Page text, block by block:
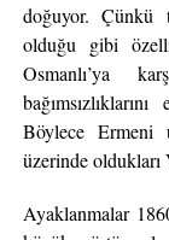
doğuyor. Çünkü
olduğu gibi
Osmanlı’ya
Böylece Ermeni
üzerinde oldukları
Ayaklanmalar